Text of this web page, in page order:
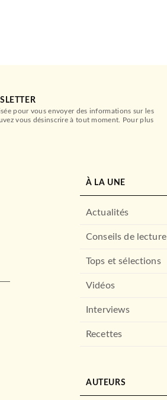
pour vous envoyer des informations sur les
vous désinscrire à tout moment. Pour plus
À LA UNE
Actualités
Conseils de lecture
Tops et sélections
Vidéos
Interviews
Recettes
AUTEURS